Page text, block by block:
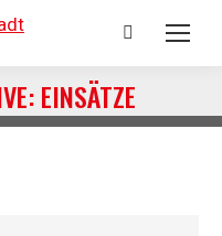
Suchen:
EINSÄTZE
hier: